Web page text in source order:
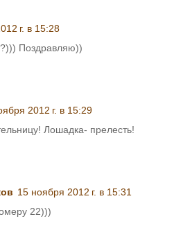
г. в 15:28
Поздравляю))
2012 г. в 15:29
Лошадка- прелесть!
15 ноября 2012 г. в 15:31
22)))